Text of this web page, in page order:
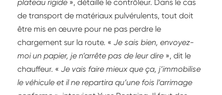
plateau rigide », détaille le contrôleur. Dans le cas
de transport de matériaux pulvérulents, tout doit
être mis en œuvre pour ne pas perdre le
chargement sur la route. « Je sais bien, envoyez-
moi un papier, je n’arrête pas de leur dire », dit le
chauffeur. « Je vais faire mieux que ça, j’immobilise
le véhicule et il ne repartira qu’une fois l’arrimage